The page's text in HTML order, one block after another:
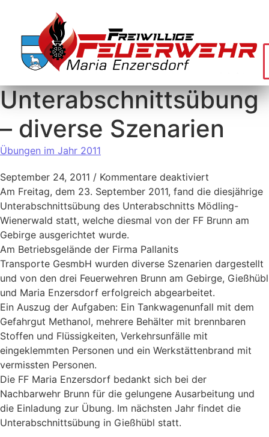
Unterabschnittsübung
– diverse Szenarien
Übungen im Jahr 2011
September 24, 2011 / Kommentare deaktiviert
Am Freitag, dem 23. September 2011, fand die diesjährige
Unterabschnittsübung des Unterabschnitts Mödling-
Wienerwald statt, welche diesmal von der FF Brunn am
Gebirge ausgerichtet wurde.
Am Betriebsgelände der Firma Pallanits
Transporte GesmbH wurden diverse Szenarien dargestellt
und von den drei Feuerwehren Brunn am Gebirge, Gießhübl
und Maria Enzersdorf erfolgreich abgearbeitet.
Ein Auszug der Aufgaben: Ein Tankwagenunfall mit dem
Gefahrgut Methanol, mehrere Behälter mit brennbaren
Stoffen und Flüssigkeiten, Verkehrsunfälle mit
eingeklemmten Personen und ein Werkstättenbrand mit
vermissten Personen.
Die FF Maria Enzersdorf bedankt sich bei der
Nachbarwehr Brunn für die gelungene Ausarbeitung und
die Einladung zur Übung. Im nächsten Jahr findet die
Unterabschnittsübung in Gießhübl statt.